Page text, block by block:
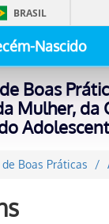
BRASIL
Nascido
Boas
Mulher, da
Boas Práticas